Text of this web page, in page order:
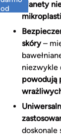
od
planety
skóry–
niezwykle
powodują
doskonale